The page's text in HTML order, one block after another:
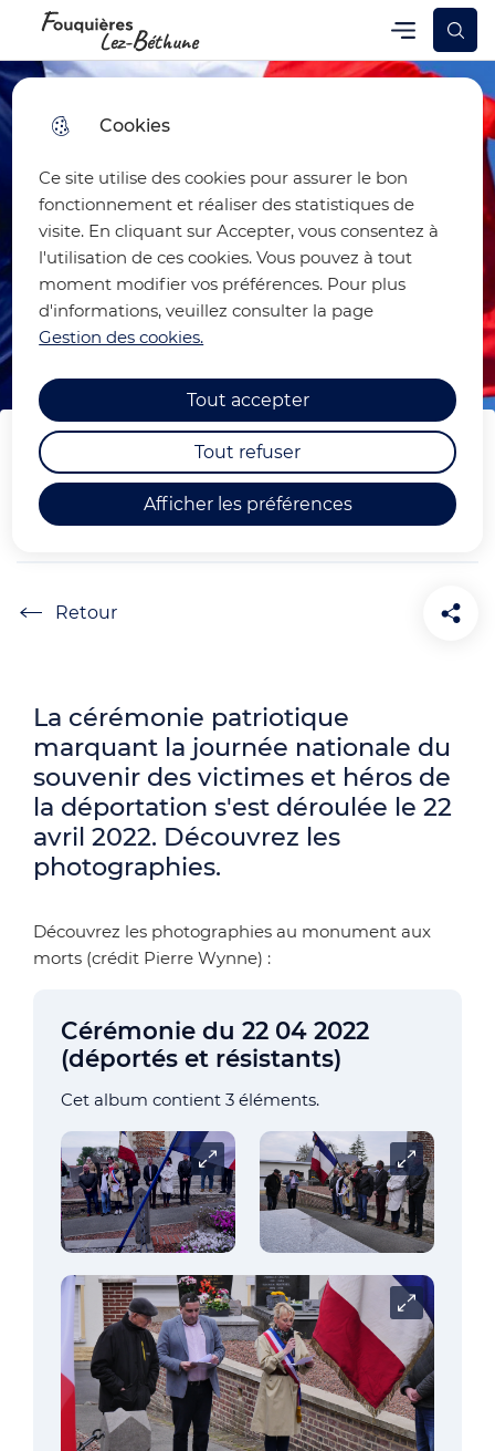
Cookies
Ce site utilise des cookies pour assurer le bon
fonctionnement et réaliser des statistiques de
visite. En cliquant sur Accepter, vous consentez à
l'utilisation de ces cookies. Vous pouvez à tout
moment modifier vos préférences. Pour plus
d'informations, veuillez consulter la page
Gestion des cookies.
Afficher les préférences
Tout accepter
Tout refuser
Skip
menu
to
search
principal
Skip to
site
map
Fouquières-lez-Béthune Menu principal
Menu
Journée nationale du
souvenir de la déportation
Accueil
La cérémonie patriotique
marquant la journée nationale du
souvenir des victimes et héros de
la déportation s'est déroulée le 22
avril 2022. Découvrez les
photographies.
Découvrez les photographies au monument aux
morts (crédit Pierre Wynne) :
Cérémonie du 22 04 2022
(déportés et résistants)
Cet album contient 3 éléments.
Carrousel Carrousel
Carrousel